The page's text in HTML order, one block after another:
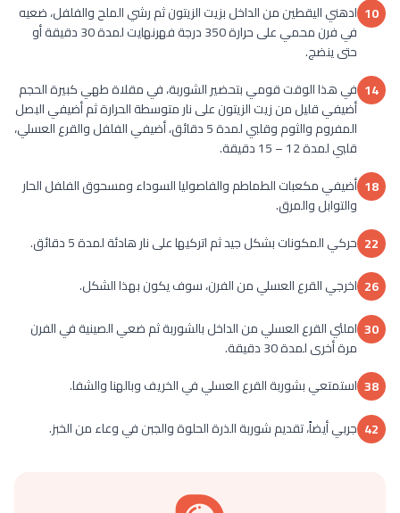
10 ادهني اليقطين من الداخل بزيت الزيتون ثم رشي الملح والفلفل، ضعيه
في فرن محمي على حرارة 350 درجة فهرنهايت لمدة 30 دقيقة أو
حتى ينضج.
14 في هذا الوقت قومي بتحضير الشوربة، في مقلاة طهي كبيرة الحجم
أضيفي قليل من زيت الزيتون على نار متوسطة الحرارة ثم أضيفي البصل
المفروم والثوم وقلبي لمدة 5 دقائق، أضيفي الفلفل والقرع العسلي،
قلبي لمدة 12 – 15 دقيقة.
18 أضيفي مكعبات الطماطم والفاصوليا السوداء ومسحوق الفلفل الحار
والتوابل والمرق.
22 حركي المكونات بشكل جيد ثم اتركيها على نار هادئة لمدة 5 دقائق.
26 اخرجي القرع العسلي من الفرن، سوف يكون بهذا الشكل.
30 املئي القرع العسلي من الداخل بالشوربة ثم ضعي الصينية في الفرن
مرة أخرى لمدة 30 دقيقة.
38 استمتعي بشوربة القرع العسلي في الخريف وبالهنا والشفا.
42 جربي أيضاً، تقديم شوربة الذرة الحلوة والجبن في وعاء من الخبز.